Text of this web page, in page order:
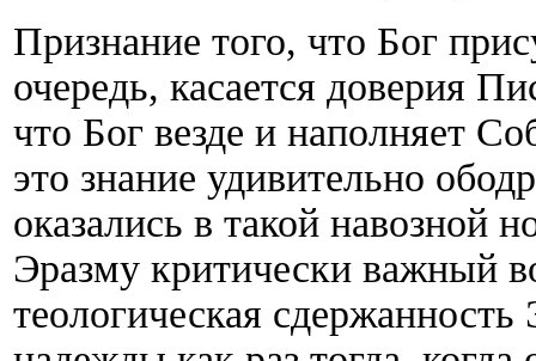
Признание того, что Бог
очередь, касается доверия
что Бог везде и наполняет
это знание удивительно
оказались в такой навозной
Эразму критически важный
теологическая